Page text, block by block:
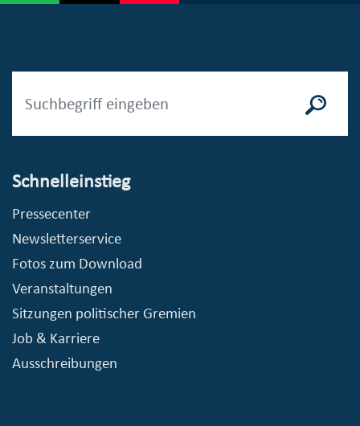
Schnelleinstieg
Pressecenter
Newsletterservice
Fotos zum Download
Veranstaltungen
Sitzungen politischer Gremien
Job & Karriere
Ausschreibungen